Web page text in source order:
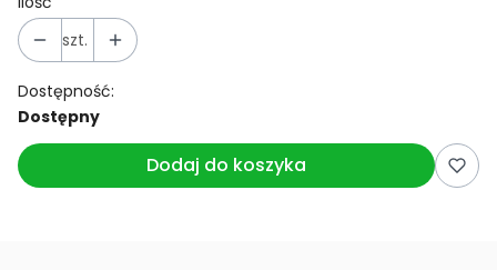
szt.
Dostępność:
Dostępny
Dodaj do koszyka